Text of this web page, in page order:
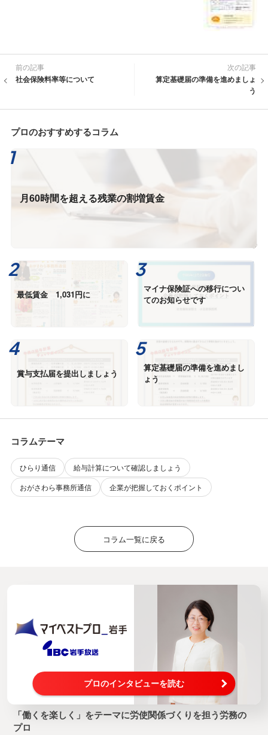
前の記事
社会保険料率等について
次の記事
算定基礎届の準備を進めましょ
う
プロのおすすめするコラム
月60時間を超える残業の割増賃金
最低賃金 1,031円に
マイナ保険証への移行につい
てのお知らせです
賞与支払届を提出しましょう
算定基礎届の準備を進めまし
ょう
コラムテーマ
ひらり通信
給与計算について確認しましょう
おがさわら事務所通信
企業が把握しておくポイント
コラム一覧に戻る
プロのインタビューを読む
「働くを楽しく」をテーマに労使関係づくりを担う労務の
プロ